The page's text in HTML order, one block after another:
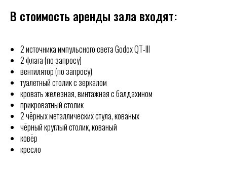
В стоимость аренды зала входят:
2 источника импульсного света Godox QT-III
2 флага (по запросу)
вентилятор (по запросу)
туалетный столик с зеркалом
кровать железная, винтажная с балдахином
прикроватный столик
2 чёрных металлических стула, кованых
чёрный круглый столик, кованый
ковёр
кресло